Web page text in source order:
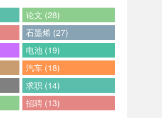
论文 (28)
石墨烯 (27)
电池 (19)
汽车 (18)
求职 (14)
招聘 (13)